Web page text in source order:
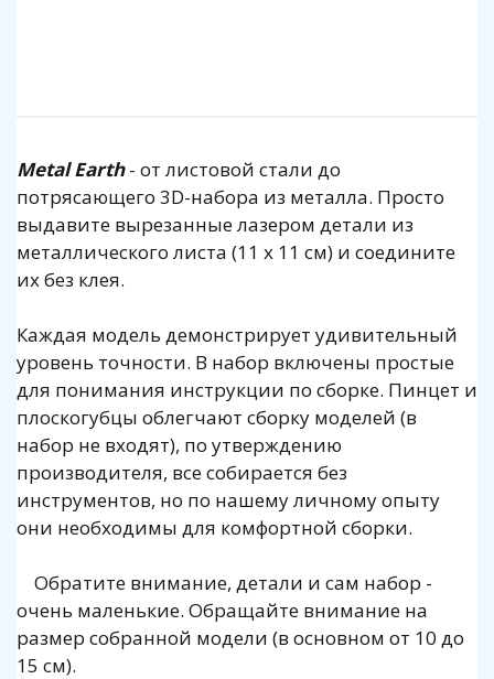
Metal Earth- от листовой стали до
потрясающего 3D-набора из металла. Просто
выдавите вырезанные лазером детали из
металлического листа (11 x 11 см) и соедините
их без клея.
Каждая модель демонстрирует удивительный
уровень точности. В набор включены простые
для понимания инструкции по сборке. Пинцет и
плоскогубцы облегчают сборку моделей (в
набор не входят), по утверждению
производителя, все собирается без
инструментов, но по нашему личному опыту
они необходимы для комфортной сборки.
Обратите внимание, детали и сам набор -
очень маленькие. Обращайте внимание на
размер собранной модели (в основном от 10 до
15 см).